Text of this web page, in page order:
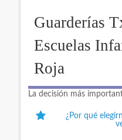
Guarderías
Escuelas
Roja
La decisión más
¿Por qué